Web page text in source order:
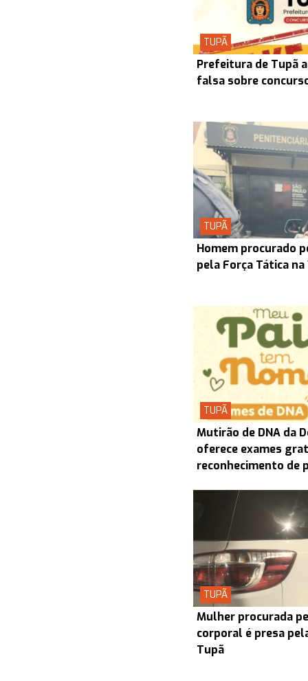
TUPÃ
Prefeitura de Tupã
falsa sobre
TUPÃ
Homem procurado
pela Força Tática
TUPÃ
Mutirão de DNA da
oferece exames
reconhecimento de
TUPÃ
Mulher procurada
corporal é presa
Tupã